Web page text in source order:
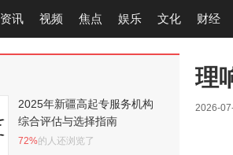
资讯 视频 焦点 娱乐 文化 财经
理
2026-
2025年新疆高起专服务机构
综合评估与选择指南
72%的人还浏览了